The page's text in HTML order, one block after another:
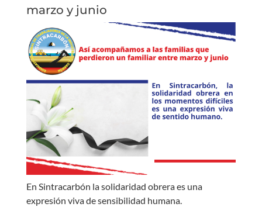
marzo y junio
En Sintracarbón la solidaridad obrera es una
expresión viva de sensibilidad humana.